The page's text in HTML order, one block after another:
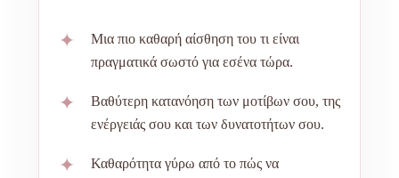
✦
Μια πιο καθαρή αίσθηση του τι είναι
πραγματικά σωστό για εσένα τώρα.
✦
Βαθύτερη κατανόηση των μοτίβων σου, της
ενέργειάς σου και των δυνατοτήτων σου.
✦
Καθαρότητα γύρω από το πώς να